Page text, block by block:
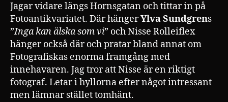
Jagar vidare längs Hornsgatan och tittar in på
Fotoantikvariatet. Där hängerYlva Sundgrens
”Inga kan älska som vi” och Nisse Rolleiflex
hänger också där och pratar bland annat om
Fotografiskas enorma framgång med
innehavaren. Jag tror att Nisse är en riktigt
fotograf. Letar i hyllorna efter något intressant
men lämnar stället tomhänt.